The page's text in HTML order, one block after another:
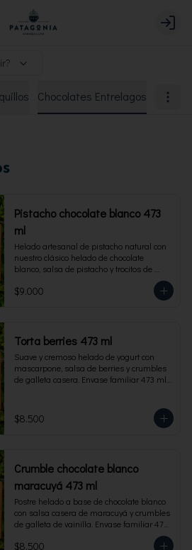
Login
Chocolates Entrelagos
Pistacho chocolate blanco 473
ml
Helado artesanal de pistacho natural con
nuestro clásico helado de chocolate
blanco, salsa de pistacho y trocitos de
pistacho. Envase familiar 473 ml, rinde 4
porciones.
$9.000
Torta berries 473 ml
Suave y cremoso helado de yogurt con
mascarpone, salsa de berries y crumbles
de galleta casera. Envase familiar 473 ml,
$8.500
Crumble chocolate blanco
maracuyá 473 ml
Postre helado a base de chocolate blanco
con salsa casera de maracuyá y crumbles
de galleta de vainilla. Envase familiar 473
$8.500